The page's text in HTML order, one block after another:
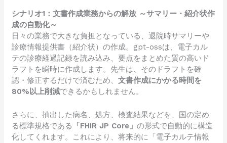
シナリオ1：文書作成業務からの解放 ～サマリー・紹介状作
成の自動化～
日々の業務で大きな負担となっている、退院時サマリーや
診療情報提供書（紹介状）の作成。gpt-ossは、電子カル
テの診療経過記録を読み込み、要点をまとめた質の高いド
ラフトを瞬時に作成します。先生は、そのドラフトを確
認・修正するだけで済むため、文書作成にかかる時間を
80%以上削減できるかもしれません。
さらに、抽出した病名、処方、検査結果などを、国の定め
る標準規格である
「FHIR JP Core」の形式で自動的に構造
化してくれます。これにより、将来的に「電子カルテ情報